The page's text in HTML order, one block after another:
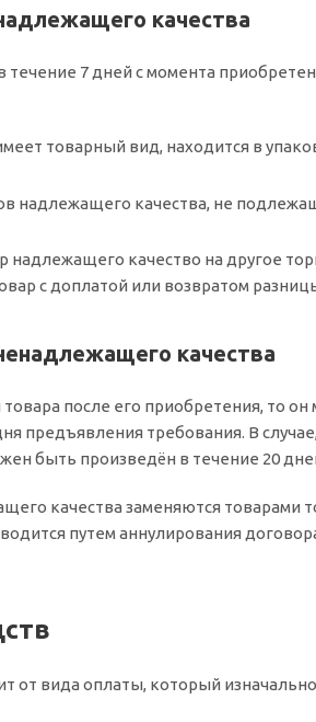
качества
течение 7 дней с момента
товарный вид, находится в
надлежащего качества, не
надлежащего качество на другое
с доплатой или возвратом
качества
после его приобретения, то
предъявления требования. В
быть произведён в течение 20
качества заменяются товарами
путем аннулирования
от вида оплаты, который